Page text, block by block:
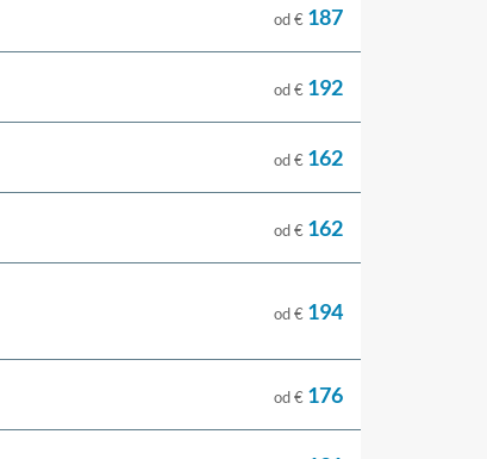
od € 187
od € 192
od € 162
od € 162
od € 194
od € 176